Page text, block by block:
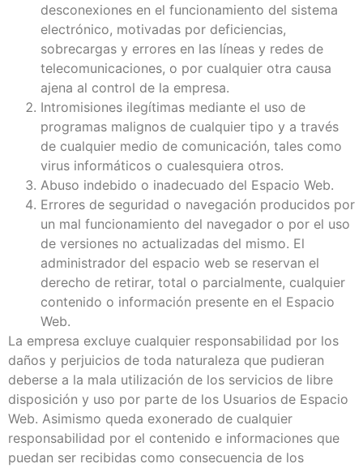
desconexiones en el funcionamiento del sistema
electrónico, motivadas por deficiencias,
sobrecargas y errores en las líneas y redes de
telecomunicaciones, o por cualquier otra causa
ajena al control de la empresa.
Intromisiones ilegítimas mediante el uso de
programas malignos de cualquier tipo y a través
de cualquier medio de comunicación, tales como
virus informáticos o cualesquiera otros.
Abuso indebido o inadecuado del Espacio Web.
Errores de seguridad o navegación producidos por
un mal funcionamiento del navegador o por el uso
de versiones no actualizadas del mismo. El
administrador del espacio web se reservan el
derecho de retirar, total o parcialmente, cualquier
contenido o información presente en el Espacio
Web.
La empresa excluye cualquier responsabilidad por los
daños y perjuicios de toda naturaleza que pudieran
deberse a la mala utilización de los servicios de libre
disposición y uso por parte de los Usuarios de Espacio
Web. Asimismo queda exonerado de cualquier
responsabilidad por el contenido e informaciones que
puedan ser recibidas como consecuencia de los